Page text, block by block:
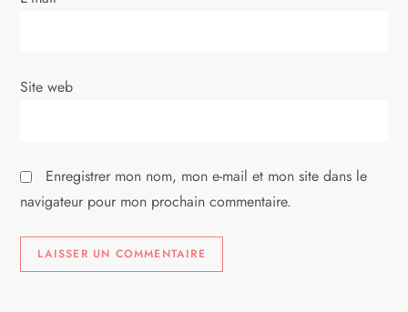
c
e
Site web
Enregistrer mon nom, mon e-mail et mon site dans le
navigateur pour mon prochain commentaire.